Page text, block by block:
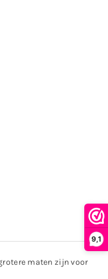
9,1
maten zijn voor